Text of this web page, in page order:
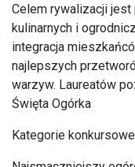
Celem rywalizacji jest
kulinarnych i
integracja mieszkańc
najlepszych
warzyw. Laureatów
Święta Ogórka
Kategorie